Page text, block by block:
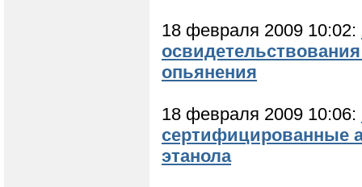
18 февраля 2009 10:02:
опьянения
18 февраля 2009 10:06:
сертифицированные
этанола